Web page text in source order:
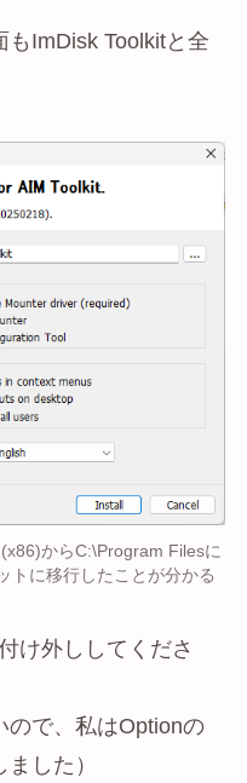
ImDisk Toolkitと全
からC:\Program Filesに
トに移行したことが分かる
け外ししてくださ
ので、私はOptionの
した）